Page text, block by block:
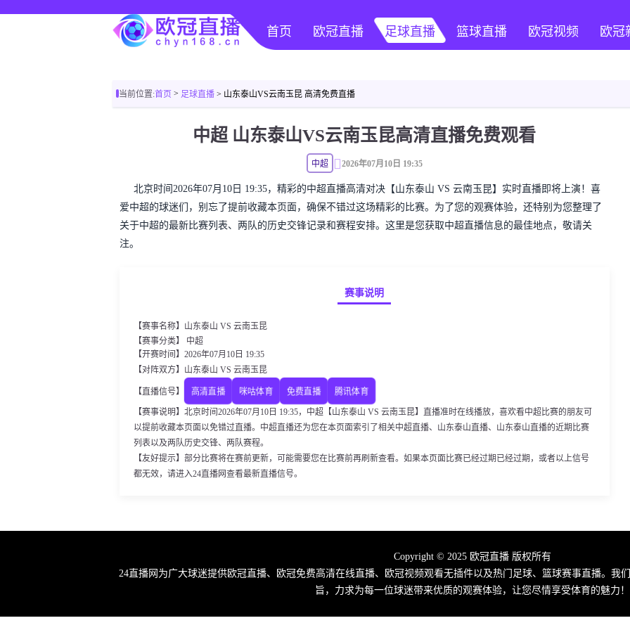
首页 欧冠直播 足球直播 篮球直播 欧冠视频 欧冠
当前位置:首页 > 足球直播 > 山东泰山VS云南玉昆 高清免费直播
中超 山东泰山VS云南玉昆高清直播免费观看
中超 2026年07月10日 19:35
北京时间2026年07月10日 19:35，精彩的中超直播高清对决【山东泰山 VS 云南玉昆】实时直播即将上演！喜
爱中超的球迷们，别忘了提前收藏本页面，确保不错过这场精彩的比赛。为了您的观赛体验，还特别为您整理了
关于中超的最新比赛列表、两队的历史交锋记录和赛程安排。这里是您获取中超直播信息的最佳地点，敬请关
注。
赛事说明
【赛事名称】山东泰山 VS 云南玉昆
【赛事分类】 中超
【开赛时间】2026年07月10日 19:35
【对阵双方】山东泰山 VS 云南玉昆
【直播信号】 高清直播 咪咕体育 免费直播 腾讯体育
【赛事说明】北京时间2026年07月10日 19:35，中超【山东泰山 VS 云南玉昆】直播准时在线播放，喜欢看中超比赛的朋友可
以提前收藏本页面以免错过直播。中超直播还为您在本页面索引了相关中超直播、山东泰山直播、山东泰山直播的近期比赛
列表以及两队历史交锋、两队赛程。
【友好提示】部分比赛将在赛前更新，可能需要您在比赛前再刷新查看。如果本页面比赛已经过期已经过期，或者以上信号
都无效，请进入24直播网查看最新直播信号。
Copyright © 2025 欧冠直播 版权所有
24直播网为广大球迷提供欧冠直播、欧冠免费高清在线直播、欧冠视频观看无插件以及热门足球、篮球赛事直播。我
旨，力求为每一位球迷带来优质的观赛体验，让您尽情享受体育的魅力！